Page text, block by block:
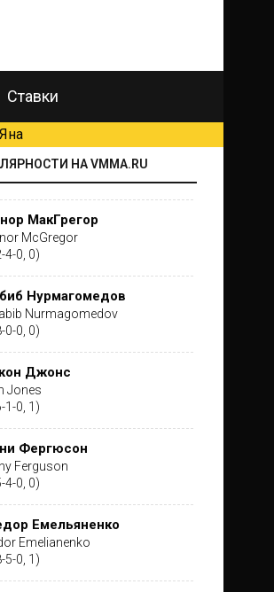
Ставки
НА VMMA.RU
МакГрегор
McGregor
4-0, 0)
Нурмагомедов
Nurmagomedov
0-0, 0)
Джонс
Jones
1-0, 1)
Фергюсон
Ferguson
4-0, 0)
Емельяненко
Emelianenko
5-0, 1)